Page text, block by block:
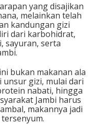
yang disajikan
melainkan telah
kandungan gizi
dari karbohidrat,
sayuran, serta
bukan makanan ala
unsur gizi, mulai dari
nabati, hingga
Jambi harus
makannya jadi